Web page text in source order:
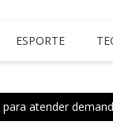
ESPORTE
atender